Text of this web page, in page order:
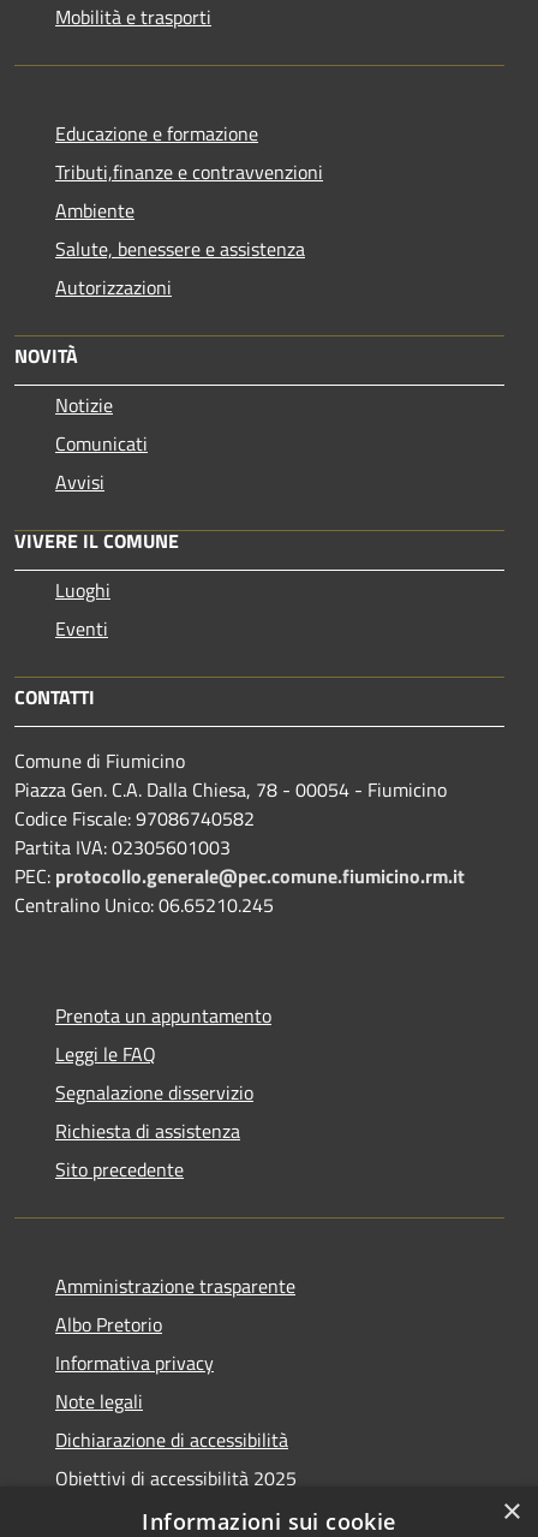
Mobilità e trasporti
Educazione e formazione
Tributi,finanze e contravvenzioni
Ambiente
Salute, benessere e assistenza
Autorizzazioni
NOVITÀ
Notizie
Comunicati
Avvisi
VIVERE IL COMUNE
Luoghi
Eventi
CONTATTI
Comune di Fiumicino
Piazza Gen. C.A. Dalla Chiesa, 78 - 00054 - Fiumicino
Codice Fiscale: 97086740582
Partita IVA: 02305601003
PEC: protocollo.generale@pec.comune.fiumicino.rm.it
Centralino Unico: 06.65210.245
Prenota un appuntamento
Leggi le FAQ
Segnalazione disservizio
Richiesta di assistenza
Sito precedente
Amministrazione trasparente
Albo Pretorio
Informativa privacy
Note legali
Dichiarazione di accessibilità
Obiettivi di accessibilità 2025
Meccanismo di feedback
×
Informazioni sui cookie